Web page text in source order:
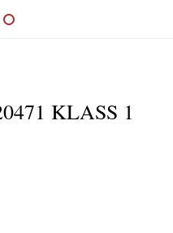
KLASS 1